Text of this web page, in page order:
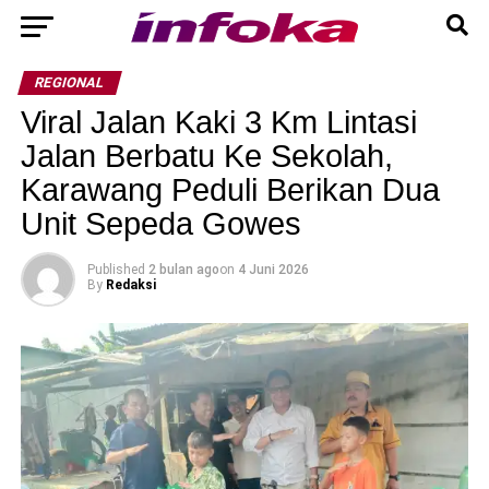
REGIONAL
Viral Jalan Kaki 3 Km Lintasi
Jalan Berbatu Ke Sekolah,
Karawang Peduli Berikan Dua
Unit Sepeda Gowes
Published 2 bulan agoon 4 Juni 2026
By Redaksi